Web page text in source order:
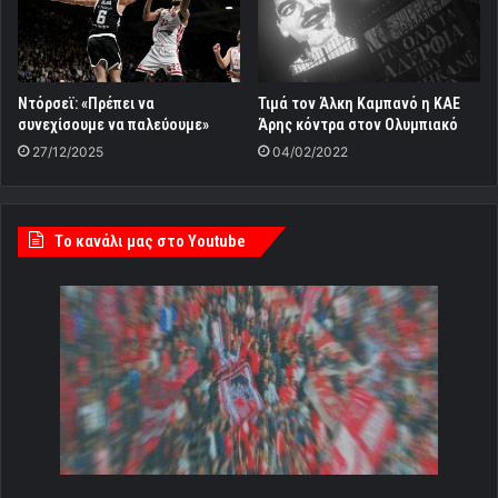
Ντόρσεϊ: «Πρέπει να
συνεχίσουμε να παλεύουμε»
27/12/2025
Τιμά τον Άλκη Καμπανό η ΚΑΕ
Άρης κόντρα στον Ολυμπιακό
04/02/2022
Tο κανάλι μας στο Youtube